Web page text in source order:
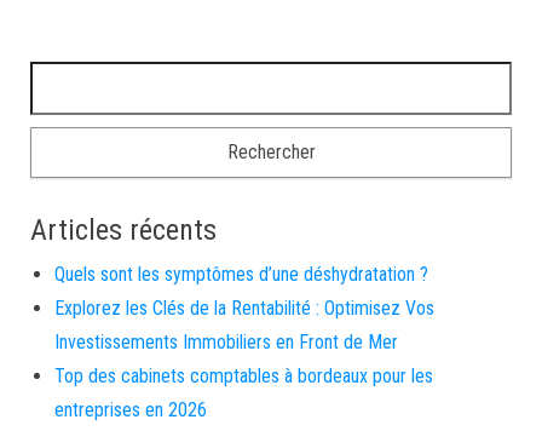
Articles récents
Quels sont les symptômes d’une déshydratation ?
Explorez les Clés de la Rentabilité : Optimisez Vos
Investissements Immobiliers en Front de Mer
Top des cabinets comptables à bordeaux pour les
entreprises en 2026